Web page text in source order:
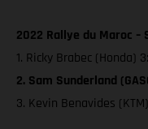
2022 Rallye du Maroc
1. Ricky Brabec (Honda)
2. Sam Sunderland
3. Kevin Benavides